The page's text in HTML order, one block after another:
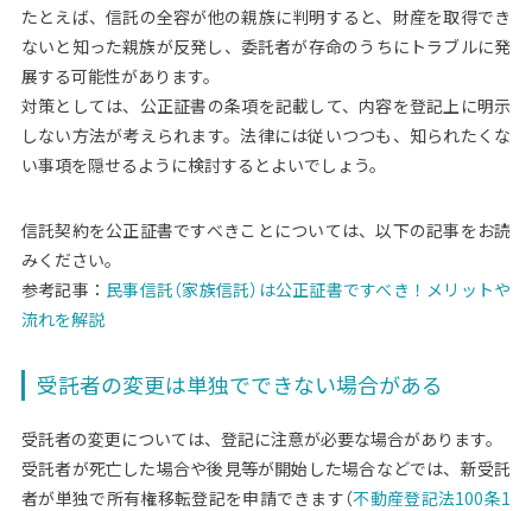
たとえば、信託の全容が他の親族に判明すると、財産を取得でき
ないと知った親族が反発し、委託者が存命のうちにトラブルに発
展する可能性があります。
対策としては、公正証書の条項を記載して、内容を登記上に明示
しない方法が考えられます。法律には従いつつも、知られたくな
い事項を隠せるように検討するとよいでしょう。
信託契約を公正証書ですべきことについては、以下の記事をお読
みください。
参考記事： 民事信託（家族信託）は公正証書ですべき！メリットや
流れを解説
受託者の変更は単独でできない場合がある
受託者の変更については、登記に注意が必要な場合があります。
受託者が死亡した場合や後見等が開始した場合などでは、新受託
者が単独で所有権移転登記を申請できます（不動産登記法100条1